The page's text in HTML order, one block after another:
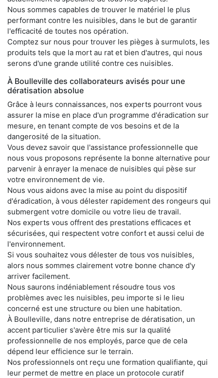
Nous sommes capables de trouver le matériel le plus
performant contre les nuisibles, dans le but de garantir
l'efficacité de toutes nos opération.
Comptez sur nous pour trouver les pièges à surmulots, les
produits tels que la mort au rat et bien d'autres, qui nous
serons d'une grande utilité contre ces nuisibles.
À Boulleville des collaborateurs avisés pour une
dératisation absolue
Grâce à leurs connaissances, nos experts pourront vous
assurer la mise en place d'un programme d'éradication sur
mesure, en tenant compte de vos besoins et de la
dangerosité de la situation.
Vous devez savoir que l'assistance professionnelle que
nous vous proposons représente la bonne alternative pour
parvenir à enrayer la menace de nuisibles qui pèse sur
votre environnement de vie.
Nous vous aidons avec la mise au point du dispositif
d'éradication, à vous délester rapidement des rongeurs qui
submergent votre domicile ou votre lieu de travail.
Nos experts vous offrent des prestations efficaces et
sécurisées, qui respectent votre confort et aussi celui de
l'environnement.
Si vous souhaitez vous délester de tous vos nuisibles,
alors nous sommes clairement votre bonne chance d'y
arriver facilement.
Nous saurons indéniablement résoudre tous vos
problèmes avec les nuisibles, peu importe si le lieu
concerné est une structure ou bien une habitation.
À Boulleville, dans notre entreprise de dératisation, un
accent particulier s'avère être mis sur la qualité
professionnelle de nos employés, parce que de cela
dépend leur efficience sur le terrain.
Nos professionnels ont reçu une formation qualifiante, qui
leur permet de mettre en place un protocole curatif